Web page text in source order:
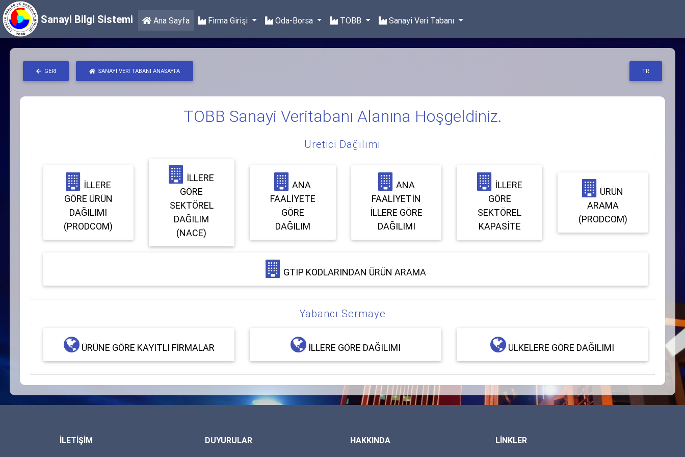
Sanayi Bilgi Sistemi Ana Sayfa Firma Girişi Oda-Borsa TOBB Sanayi Veri Tabanı
GERI SANAYI VERI TABANI ANASAYFA TR
TOBB Sanayi Veritabanı Alanına Hoşgeldiniz.
Üretici Dağılımı
İLLERE
GÖRE ÜRÜN
DAĞILIMI
(PRODCOM)
İLLERE
GÖRE
SEKTÖREL
DAĞILIM
(NACE)
ANA
FAALIYETE
GÖRE
DAĞILIM
ANA
FAALIYETIN
İLLERE GÖRE
DAĞILIMI
İLLERE
GÖRE
SEKTÖREL
KAPASITE
ÜRÜN
ARAMA
(PRODCOM)
GTIP KODLARINDAN ÜRÜN ARAMA
Yabancı Sermaye
ÜRÜNE GÖRE KAYITLI FIRMALAR İLLERE GÖRE DAĞILIMI ÜLKELERE GÖRE DAĞILIMI
İLETİŞİM DUYURULAR HAKKINDA LİNKLER